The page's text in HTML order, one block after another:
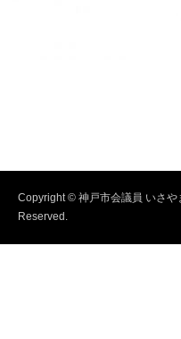
Copyright © 神戸市会議員 いさ
Reserved.